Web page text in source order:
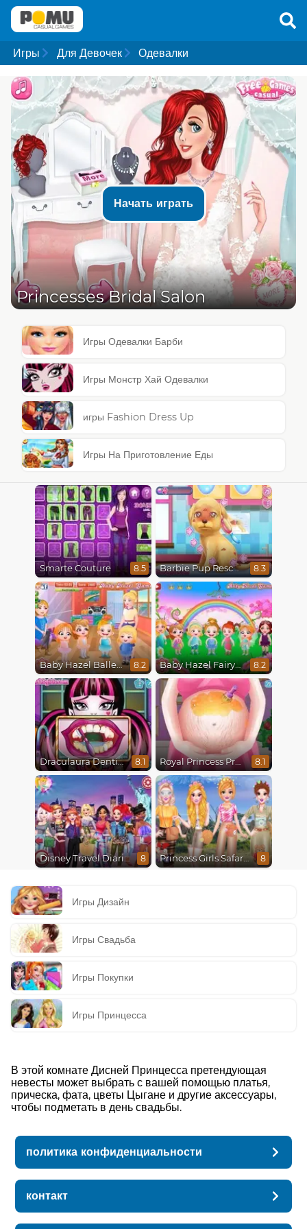
Игры Для Девочек Одевалки
Начать играть
Princesses Bridal Salon
Игры Одевалки Барби
Игры Монстр Хай Одевалки
игры Fashion Dress Up
Игры На Приготовление Еды
Smarte Couture 8.5 Barbie Pup Rescue 8.3
Baby Hazel Ballerina Dance 8.2 Baby Hazel Fairyland Ballet 8.2
Draculaura Dentist 8.1 Royal Princess Pregnant 8.1
Disney Travel Diaries: City Break 8 Princess Girls Safari Trip 8
Игры Дизайн
Игры Свадьба
Игры Покупки
Игры Принцесса
В этой комнате Дисней Принцесса претендующая
невесты может выбрать с вашей помощью платья,
прическа, фата, цветы Цыгане и другие аксессуары,
чтобы подметать в день свадьбы.
политика конфиденциальности
контакт